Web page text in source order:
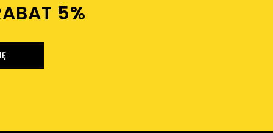
5%ㅤ